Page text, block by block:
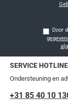
SERVICE HOTLINE
Ondersteuning en
+31 85 40 10